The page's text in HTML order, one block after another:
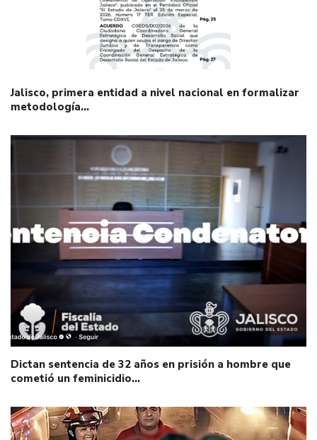
Jalisco, primera entidad a nivel nacional en formalizar
metodología…
Dictan sentencia de 32 años en prisión a hombre que
cometió un feminicidio…